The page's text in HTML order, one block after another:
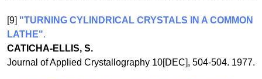
[9] "TURNING CYLINDRICAL CRYSTALS IN A COMMON
LATHE".
CATICHA-ELLIS, S.
Journal of Applied Crystallography 10[DEC], 504-504. 1977.